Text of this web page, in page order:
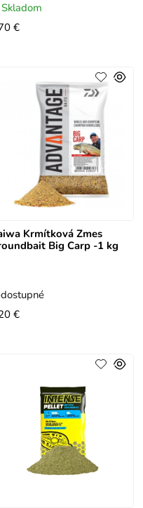
Skladom
€
Krmítková Zmes
Big Carp -1 kg
€